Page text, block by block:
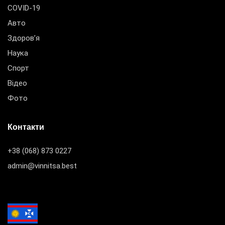
COVID-19
Авто
Здоров’я
Наука
Спорт
Відео
Фото
Контакти
+38 (068) 873 0227
admin@vinnitsa.best